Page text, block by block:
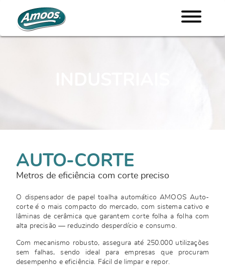
AUTO-CORTE
Metros de eficiência com corte preciso
O dispensador de papel toalha automático AMOOS Auto-
corte é o mais compacto do mercado, com sistema cativo e
lâminas de cerâmica que garantem corte folha a folha com
alta precisão — reduzindo desperdício e consumo.
Com mecanismo robusto, assegura até 250.000 utilizações
sem falhas, sendo ideal para empresas que procuram
desempenho e eficiência. Fácil de limpar e repor.